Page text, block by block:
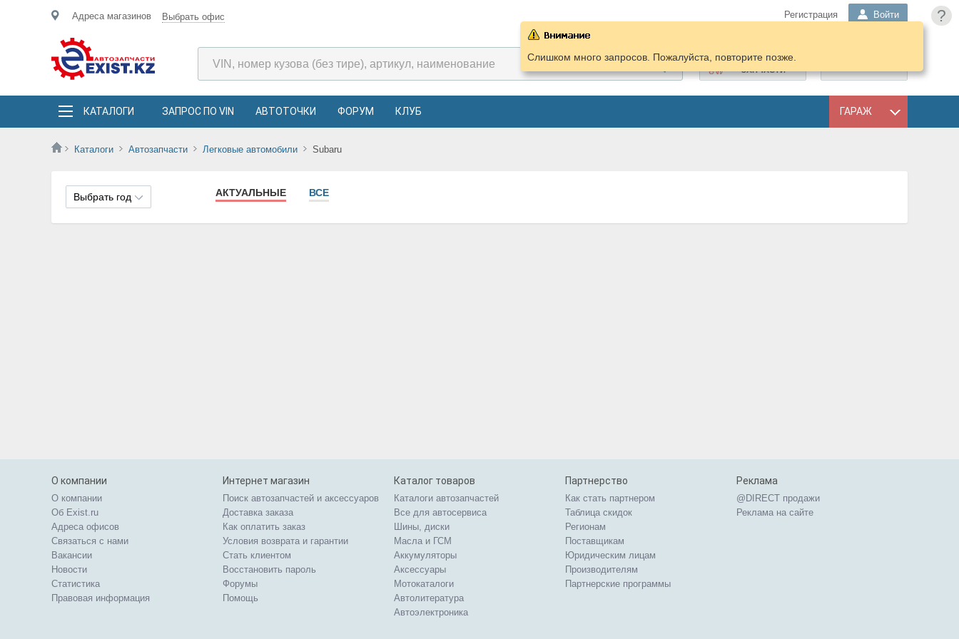
?
Адреса магазинов Выбрать офис Регистрация Войти
ПОДОБРАТЬ
ЗАПЧАСТИ
КАТАЛОГИ ЗАПРОС ПО VIN АВТОТОЧКИ ФОРУМ КЛУБ ГАРАЖ
Каталоги Автозапчасти Легковые автомобили Subaru
Слишком много запросов. Пожалуйста, повторите позже.
Выбрать год АКТУАЛЬНЫЕ ВСЕ
О компании
О компании
Об Exist.ru
Адреса офисов
Связаться с нами
Вакансии
Новости
Статистика
Правовая информация
Интернет магазин
Поиск автозапчастей и аксессуаров
Доставка заказа
Как оплатить заказ
Условия возврата и гарантии
Стать клиентом
Восстановить пароль
Форумы
Помощь
Каталог товаров
Каталоги автозапчастей
Все для автосервиса
Шины, диски
Масла и ГСМ
Аккумуляторы
Аксессуары
Мотокаталоги
Автолитература
Автоэлектроника
Партнерство
Как стать партнером
Таблица скидок
Регионам
Поставщикам
Юридическим лицам
Производителям
Партнерские программы
Реклама
@DIRECT продажи
Реклама на сайте